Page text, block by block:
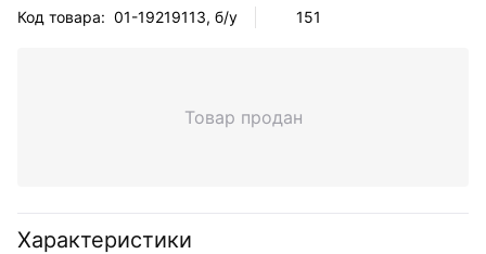
Код товара: 01-19219113, б/у 151
Товар продан
Характеристики